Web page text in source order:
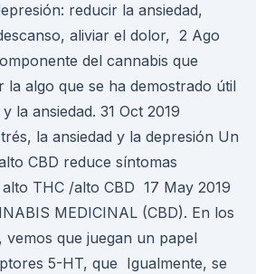
reducir la ansiedad,
aliviar el dolor, 2 Ago
del cannabis que
la algo que se ha demostrado útil
la ansiedad. 31 Oct 2019
la ansiedad y la depresión Un
CBD reduce síntomas
THC /alto CBD 17 May 2019
MEDICINAL (CBD). En los
vemos que juegan un papel
5-HT, que Igualmente, se